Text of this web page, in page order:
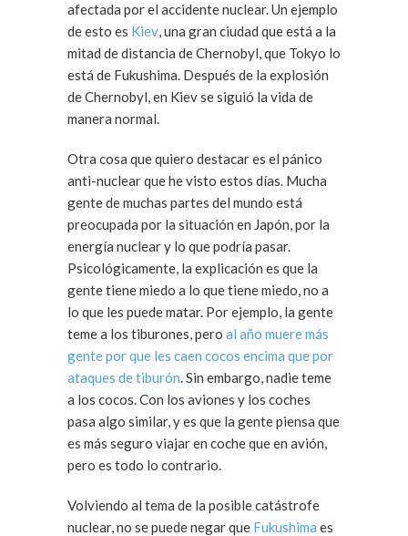
afectada por el accidente nuclear. Un ejemplo
de esto es Kiev, una gran ciudad que está a la
mitad de distancia de Chernobyl, que Tokyo lo
está de Fukushima. Después de la explosión
de Chernobyl, en Kiev se siguió la vida de
manera normal.
Otra cosa que quiero destacar es el pánico
anti-nuclear que he visto estos días. Mucha
gente de muchas partes del mundo está
preocupada por la situación en Japón, por la
energía nuclear y lo que podría pasar.
Psicológicamente, la explicación es que la
gente tiene miedo a lo que tiene miedo, no a
lo que les puede matar. Por ejemplo, la gente
teme a los tiburones, pero al año muere más
gente por que les caen cocos encima que por
ataques de tiburón. Sin embargo, nadie teme
a los cocos. Con los aviones y los coches
pasa algo similar, y es que la gente piensa que
es más seguro viajar en coche que en avión,
pero es todo lo contrario.
Volviendo al tema de la posible catástrofe
nuclear, no se puede negar que Fukushima es